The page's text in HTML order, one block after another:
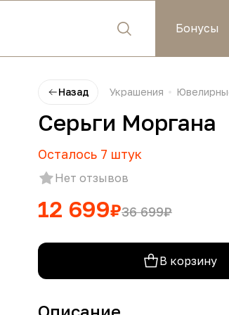
Бонусы
Назад Украшения
Серьги Моргана
Осталось 7 штук
Нет отзывов
12 699₽36 699₽
В корзину